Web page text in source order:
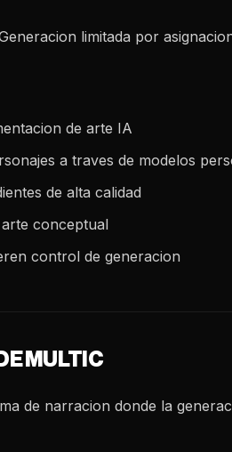
limitada por
de arte IA
a traves de modelos
de alta calidad
conceptual
control de generacion
MULTIC
de narracion donde la